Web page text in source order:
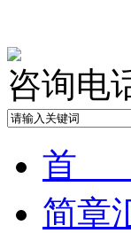
咨询电
首
简章